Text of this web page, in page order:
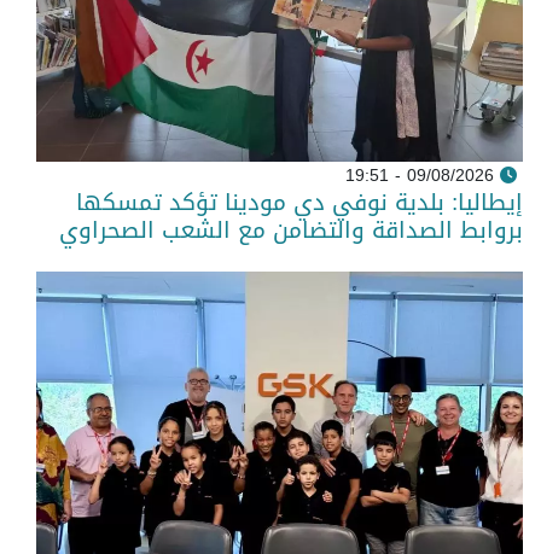
09/08/2026 - 19:51
إيطاليا: بلدية نوفي دي مودينا تؤكد تمسكها
بروابط الصداقة والتضامن مع الشعب الصحراوي